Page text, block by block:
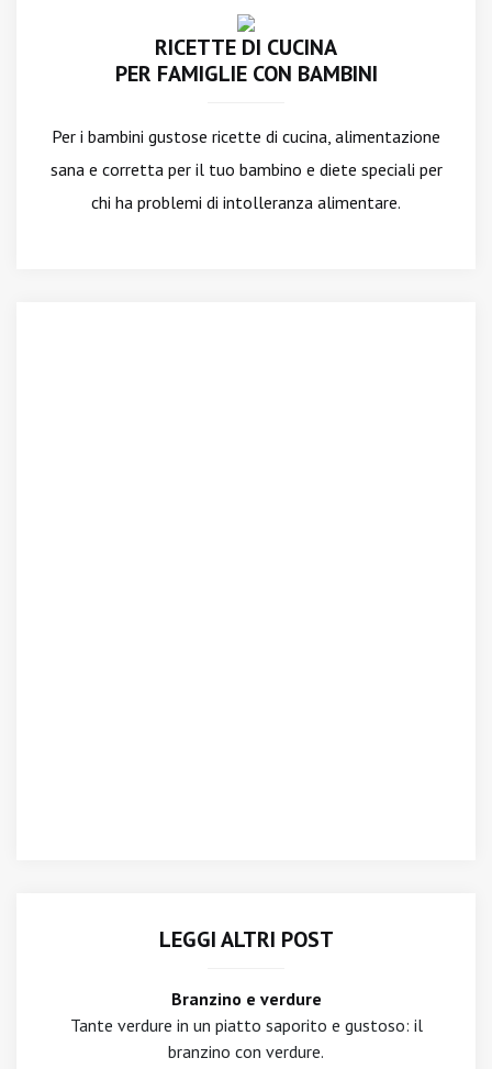
RICETTE DI CUCINA
PER FAMIGLIE CON BAMBINI
Per i bambini gustose ricette di cucina, alimentazione
sana e corretta per il tuo bambino e diete speciali per
chi ha problemi di intolleranza alimentare.
LEGGI ALTRI POST
Branzino e verdure
Tante verdure in un piatto saporito e gustoso: il
branzino con verdure.